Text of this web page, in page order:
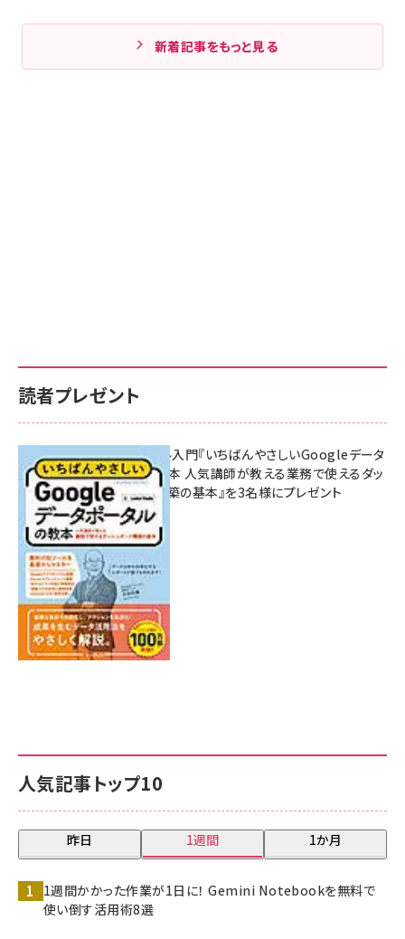
新着記事をもっと見る
人気記事トップ10
昨日 1週間 1か月
1週間かかった作業が1日に！ Gemini Notebookを無料で
使い倒す活用術8選
読者プレゼント
無料BIツール入門『いちばんやさしいGoogleデータ
ポータルの教本 人気講師が教える業務で使えるダッ
シュボード構築の基本』を3名様にプレゼント
7月31日 10:00